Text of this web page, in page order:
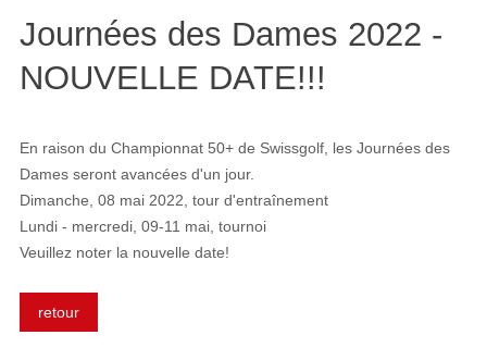
Journées des Dames 2022 -
NOUVELLE DATE!!!
En raison du Championnat 50+ de Swissgolf, les Journées des
Dames seront avancées d'un jour.
Dimanche, 08 mai 2022, tour d'entraînement
Lundi - mercredi, 09-11 mai, tournoi
Veuillez noter la nouvelle date!
retour